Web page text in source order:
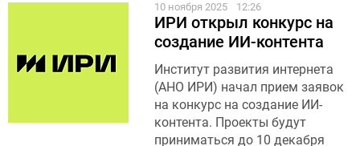
10 ноября 2025 12:26
ИРИ открыл конкурс на
создание ИИ-контента
Институт развития интернета
(АНО ИРИ) начал прием заявок
на конкурс на создание ИИ-
контента. Проекты будут
приниматься до 10 декабря